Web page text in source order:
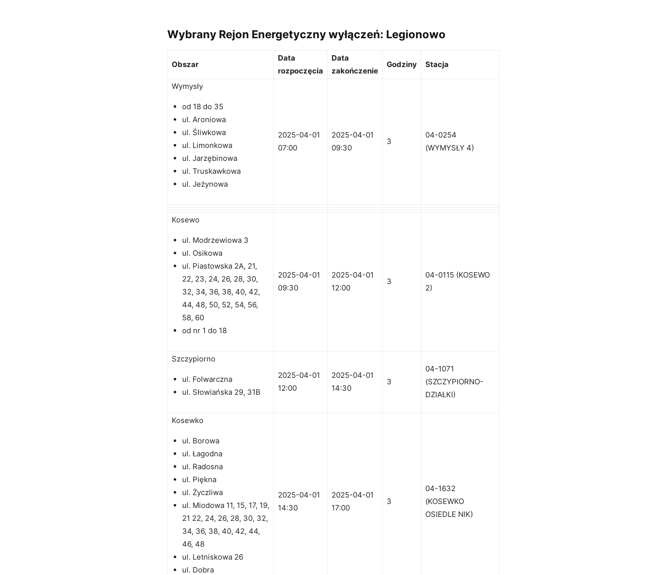
Wybrany Rejon Energetyczny wyłączeń: Legionowo
Obszar
Data
rozpoczęcia
Data
zakończenie
Godziny Stacja
Wymysły
od 18 do 35
ul. Aroniowa
ul. Śliwkowa
ul. Limonkowa
ul. Jarzębinowa
ul. Truskawkowa
ul. Jeżynowa
2025-04-01
07:00
2025-04-01
09:30
3
04-0254
(WYMYSŁY 4)
Kosewo
ul. Modrzewiowa 3
ul. Osikowa
ul. Piastowska 2A, 21,
22, 23, 24, 26, 28, 30,
32, 34, 36, 38, 40, 42,
44, 48, 50, 52, 54, 56,
58, 60
od nr 1 do 18
2025-04-01
09:30
2025-04-01
12:00
3
04-0115 (KOSEWO
2)
Szczypiorno
ul. Folwarczna
ul. Słowiańska 29, 31B
2025-04-01
12:00
2025-04-01
14:30
3
04-1071
(SZCZYPIORNO-
DZIAŁKI)
Kosewko
ul. Borowa
ul. Łagodna
ul. Radosna
ul. Piękna
ul. Życzliwa
ul. Miodowa 11, 15, 17, 19,
21 22, 24, 26, 28, 30, 32,
34, 36, 38, 40, 42, 44,
46, 48
ul. Letniskowa 26
ul. Dobra
2025-04-01
14:30
2025-04-01
17:00
3
04-1632
(KOSEWKO
OSIEDLE NIK)